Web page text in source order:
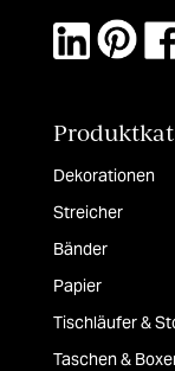
Dekorationen
Streicher
Bänder
Papier
Tischläufer &
Taschen &